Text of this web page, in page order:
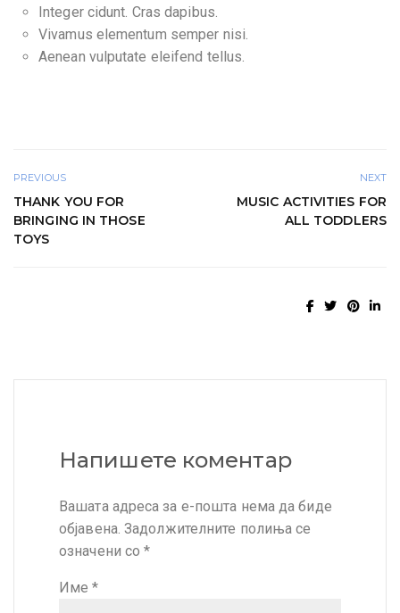
Integer cidunt. Cras dapibus.
Vivamus elementum semper nisi.
Aenean vulputate eleifend tellus.
PREVIOUS
THANK YOU FOR
BRINGING IN THOSE
TOYS
NEXT
MUSIC ACTIVITIES FOR
ALL TODDLERS
Напишете коментар
Вашата адреса за е-пошта нема да биде
објавена. Задолжителните полиња се
означени со*
Име*